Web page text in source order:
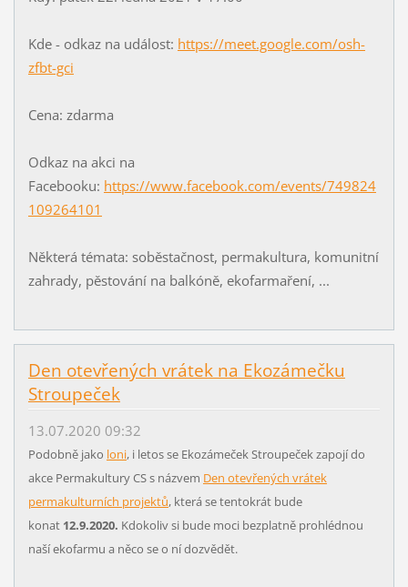
Kde - odkaz na událost: https://meet.google.com/osh-
zfbt-gci
Cena: zdarma
Odkaz na akci na
Facebooku: https://www.facebook.com/events/749824
109264101
Některá témata: soběstačnost, permakultura, komunitní
zahrady, pěstování na balkóně, ekofarmaření, ...
Den otevřených vrátek na Ekozámečku
Stroupeček
13.07.2020 09:32
Podobně jako loni, i letos se Ekozámeček Stroupeček zapojí do
akce Permakultury CS s názvem Den otevřených vrátek
permakulturních projektů, která se tentokrát bude
konat 12.9.2020. Kdokoliv si bude moci bezplatně prohlédnou
naší ekofarmu a něco se o ní dozvědět.